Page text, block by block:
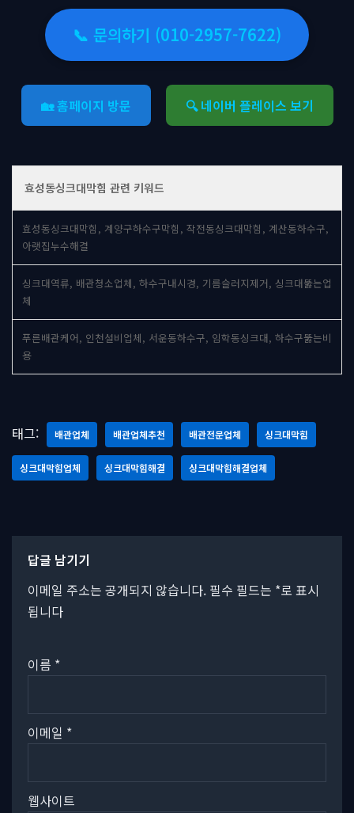
📞 문의하기 (010-2957-7622)
🏡 홈페이지 방문 🔍 네이버 플레이스 보기
효성동싱크대막힘 관련 키워드
효성동싱크대막힘, 계양구하수구막힘, 작전동싱크대막힘, 계산동하수구,
아랫집누수해결
싱크대역류, 배관청소업체, 하수구내시경, 기름슬러지제거, 싱크대뚫는업
체
푸른배관케어, 인천설비업체, 서운동하수구, 임학동싱크대, 하수구뚫는비
용
태그: 배관업체 배관업체추천 배관전문업체 싱크대막힘
싱크대막힘업체 싱크대막힘해결 싱크대막힘해결업체
답글 남기기
이메일 주소는 공개되지 않습니다. 필수 필드는 *로 표시
됩니다
이름 *
이메일 *
웹사이트